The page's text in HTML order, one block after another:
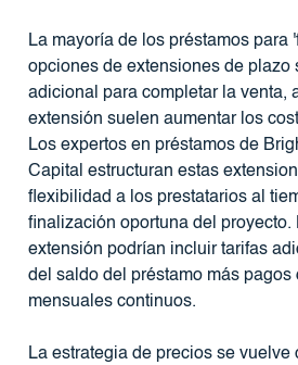
La mayoría de los préstamos para
opciones de extensiones de plazo
adicional para completar la venta,
extensión suelen aumentar los
Los expertos en préstamos de
Capital estructuran estas
flexibilidad a los prestatarios al
finalización oportuna del proyecto.
extensión podrían incluir tarifas
del saldo del préstamo más pagos
mensuales continuos.
La estrategia de precios se vuelve